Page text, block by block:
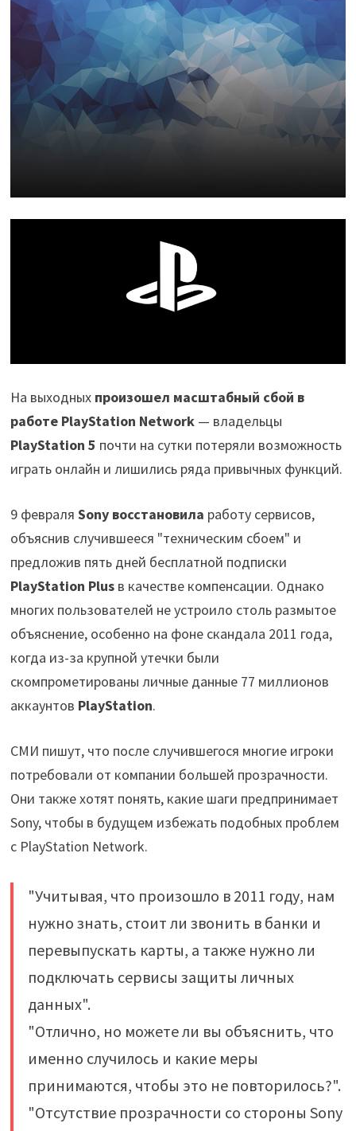
На выходных произошел масштабный сбой в
работе PlayStation Network— владельцы
PlayStation 5 почти на сутки потеряли возможность
играть онлайн и лишились ряда привычных функций.
9 февраля Sony восстановила работу сервисов,
объяснив случившееся "техническим сбоем" и
предложив пять дней бесплатной подписки
PlayStation Plusв качестве компенсации. Однако
многих пользователей не устроило столь размытое
объяснение, особенно на фоне скандала 2011 года,
когда из-за крупной утечки были
скомпрометированы личные данные 77 миллионов
аккаунтов PlayStation.
СМИ пишут, что после случившегося многие игроки
потребовали от компании большей прозрачности.
Они также хотят понять, какие шаги предпринимает
Sony, чтобы в будущем избежать подобных проблем
с PlayStation Network.
"Учитывая, что произошло в 2011 году, нам
нужно знать, стоит ли звонить в банки и
перевыпускать карты, а также нужно ли
подключать сервисы защиты личных
данных".
"Отлично, но можете ли вы объяснить, что
именно случилось и какие меры
принимаются, чтобы это не повторилось?".
"Отсутствие прозрачности со стороны Sony